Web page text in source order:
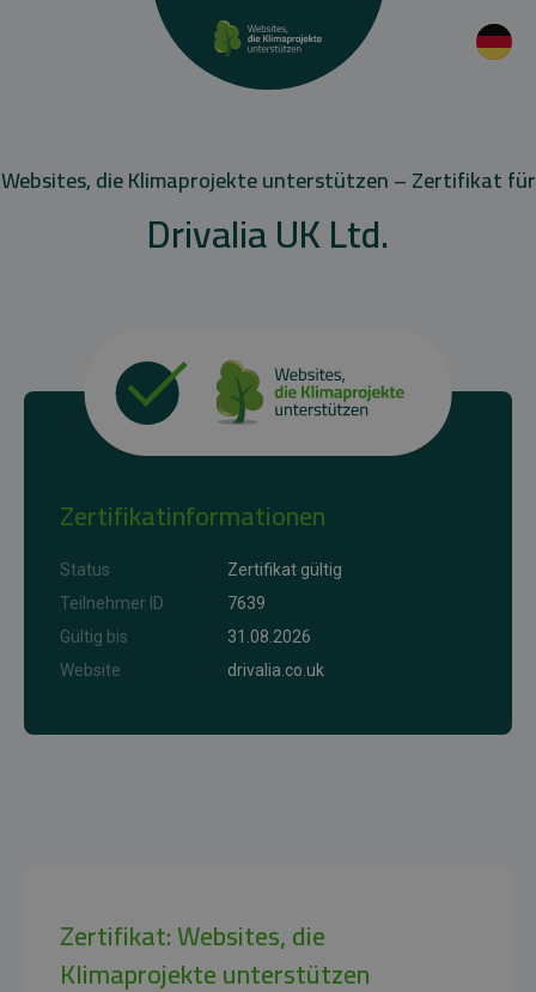
Websites, die Klimaprojekte unterstützen – Zertifikat für
Drivalia UK Ltd.
Zertifikatinformationen
Status
Zertifikat gültig
Teilnehmer ID
7639
Gültig bis
31.08.2026
Website
drivalia.co.uk
Zertifikat: Websites, die
Klimaprojekte unterstützen